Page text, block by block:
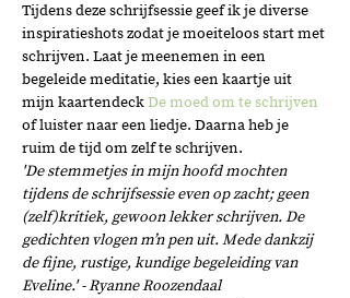
Tijdens deze schrijfsessie geef ik je diverse
inspiratieshots zodat je moeiteloos start met
schrijven. Laat je meenemen in een
begeleide meditatie, kies een kaartje uit
mijn kaartendeck De moed om te schrijven
of luister naar een liedje. Daarna heb je
ruim de tijd om zelf te schrijven.
'De stemmetjes in mijn hoofd mochten
tijdens de schrijfsessie even op zacht; geen
(zelf)kritiek, gewoon lekker schrijven. De
gedichten vlogen m’n pen uit. Mede dankzij
de fijne, rustige, kundige begeleiding van
Eveline.' - Ryanne Roozendaal